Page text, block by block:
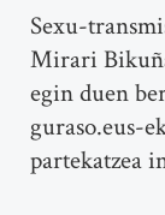
Sexu-
Mirari
egin duen
guraso.eus-
partekatzea